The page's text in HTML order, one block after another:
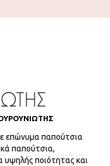
επώνυμα παπούτσια
παπούτσια,
υψηλής ποιότητας και